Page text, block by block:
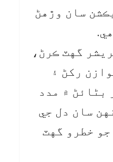
سان وڙهڻ
گهٽ ڪرڻ،
رکڻ ۽
بڻائڻ ۾ مدد
سان دل جي
خطرو گهٽ